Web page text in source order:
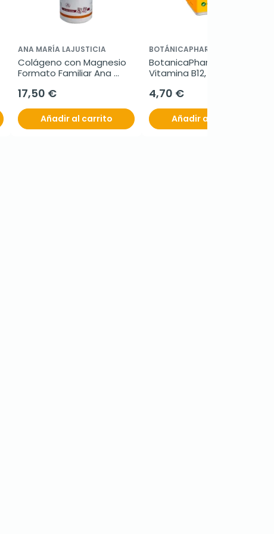
ANA MARÍA LAJUSTICIA
Colágeno con Magnesio
Formato Familiar Ana
comprimidos
17,50 €
Añadir al carrito
BOTÁNICAPHARMA
BotanicaPharma
Vitamina B12, 60
4,70 €
Añadir al carrito